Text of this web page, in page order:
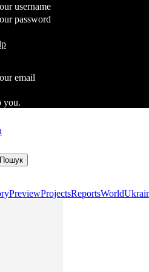
username
password
email
you.
PreviewProjectsReportsWorld